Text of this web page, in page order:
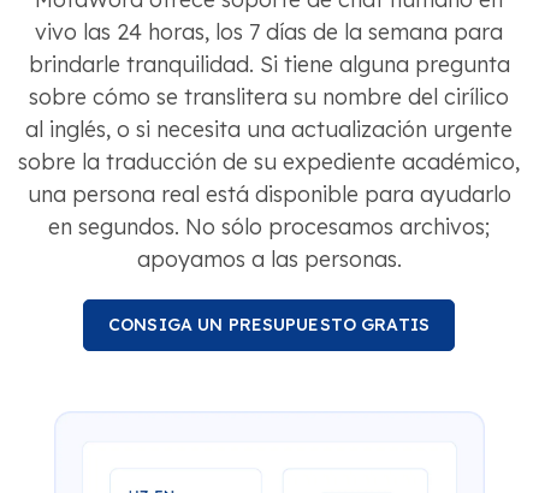
vivo las 24 horas, los 7 días de la semana para
brindarle tranquilidad. Si tiene alguna pregunta
sobre cómo se translitera su nombre del cirílico
al inglés, o si necesita una actualización urgente
sobre la traducción de su expediente académico,
una persona real está disponible para ayudarlo
en segundos. No sólo procesamos archivos;
apoyamos a las personas.
CONSIGA UN PRESUPUESTO GRATIS